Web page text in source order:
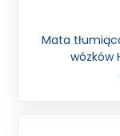
Mata
wózków